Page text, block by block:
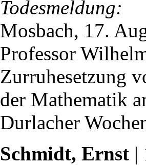
Todesmeldung:
Mosbach, 17.
Professor
Zurruhesetzung
der Mathematik
Durlacher
Schmidt, Ernst |